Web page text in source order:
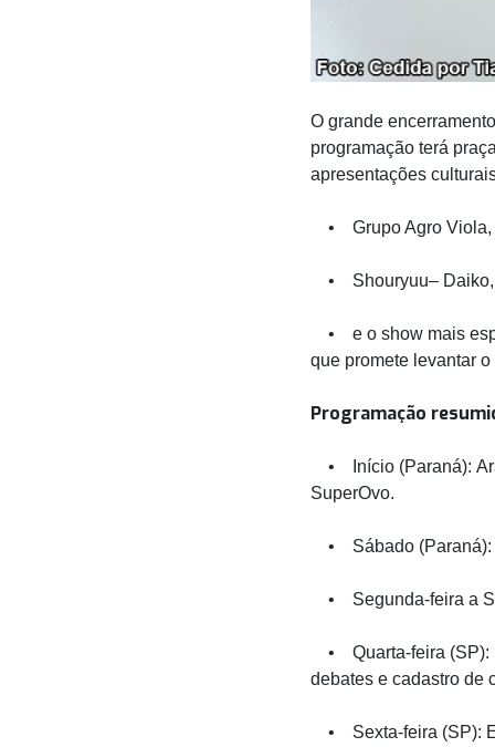
O grande
programação terá
apresentações
• Grupo Agro Viola,
• Shouryuu– Daiko,
• e o show mais
que promete levantar
Programação
• Início (Paraná):
SuperOvo.
• Sábado (Paraná):
• Segunda-feira a
• Quarta-feira (SP):
debates e cadastro de
• Sexta-feira (SP):